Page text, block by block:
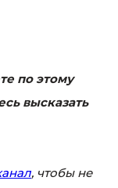
по этому
высказать
, чтобы не